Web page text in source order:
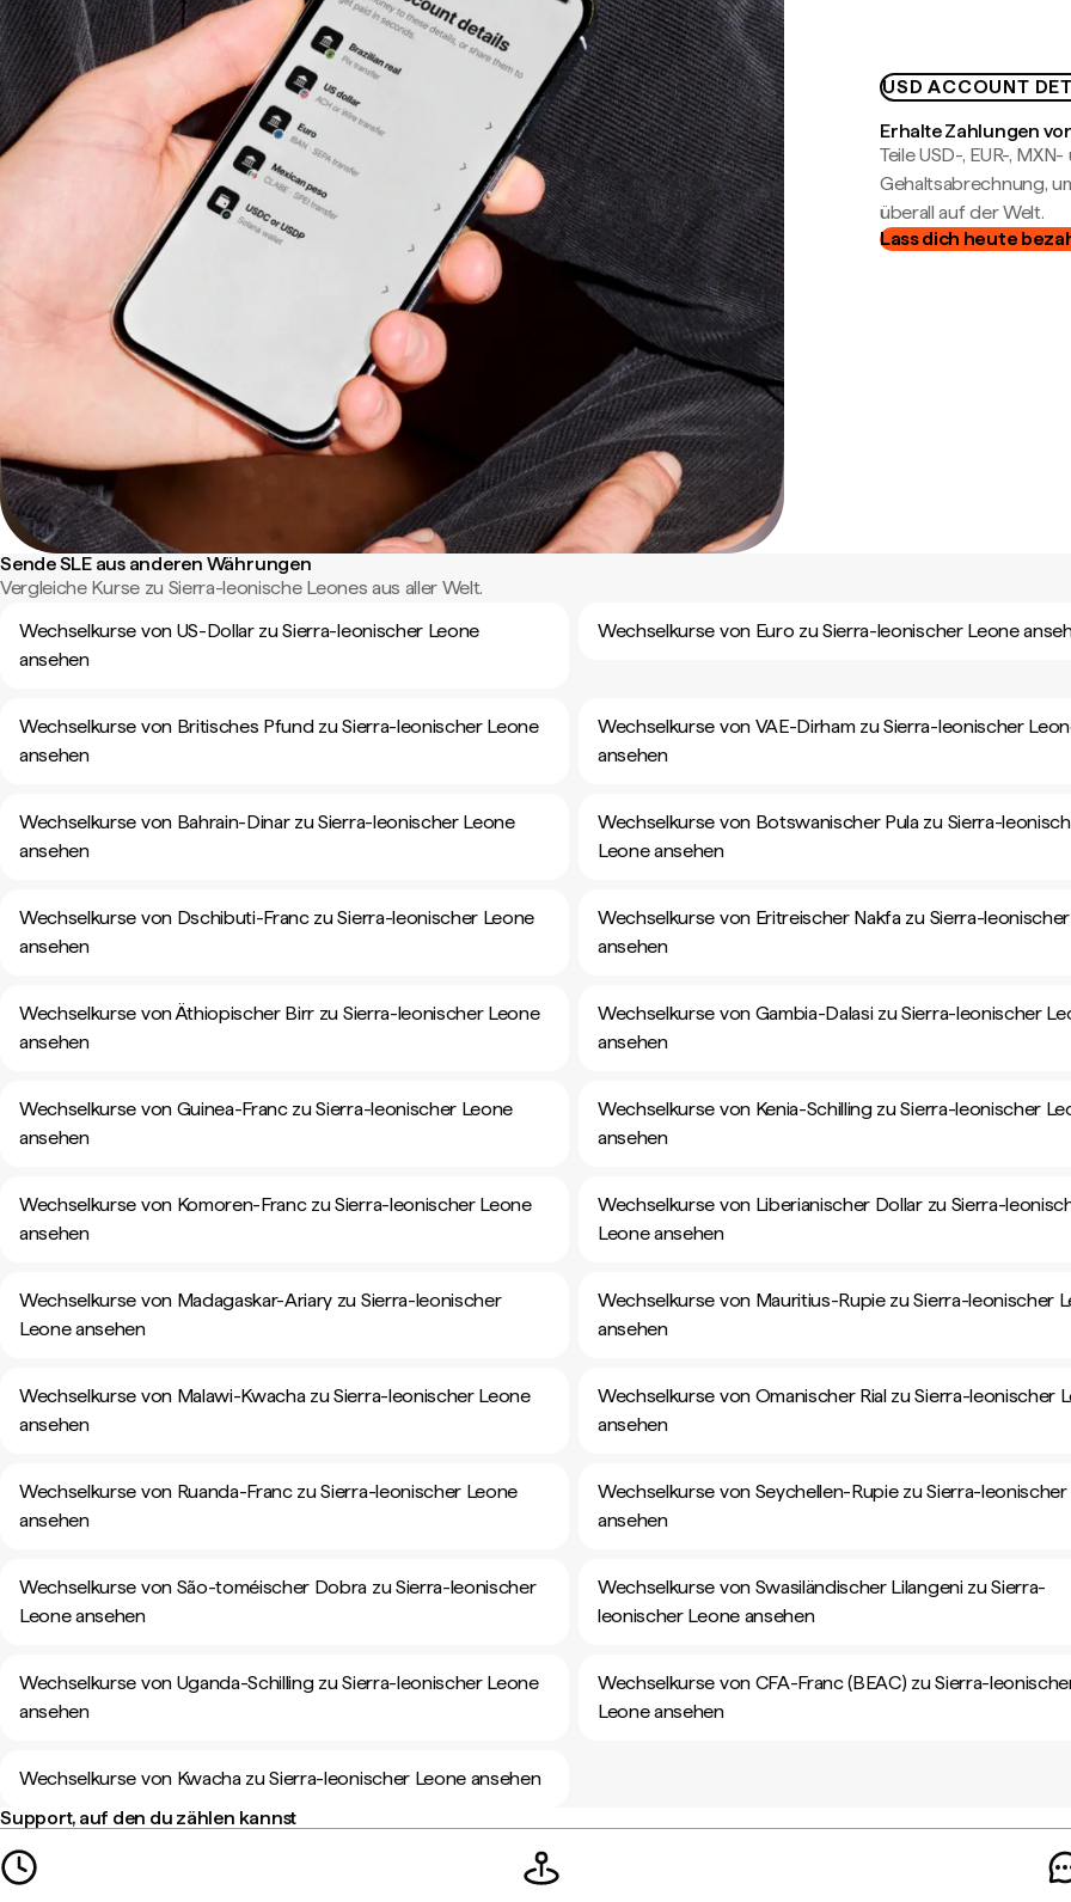
USD ACCOUNT
Erhalte Zahlungen
Teile USD-, EUR-,
Gehaltsabrechnung,
überall auf der Welt.
Lass dich heute
Sende SLE aus anderen Währungen
Vergleiche Kurse zu Sierra-leonische Leones aus aller Welt.
Wechselkurse von US-Dollar zu Sierra-leonischer Leone
ansehen
Wechselkurse von Euro zu Sierra-leonischer Leone
Wechselkurse von Britisches Pfund zu Sierra-leonischer Leone
ansehen
Wechselkurse von VAE-Dirham zu Sierra-leonischer
ansehen
Wechselkurse von Bahrain-Dinar zu Sierra-leonischer Leone
ansehen
Wechselkurse von Botswanischer Pula zu Sierra-
Leone ansehen
Wechselkurse von Dschibuti-Franc zu Sierra-leonischer Leone
ansehen
Wechselkurse von Eritreischer Nakfa zu Sierra-
ansehen
Wechselkurse von Äthiopischer Birr zu Sierra-leonischer Leone
ansehen
Wechselkurse von Gambia-Dalasi zu Sierra-leonischer
ansehen
Wechselkurse von Guinea-Franc zu Sierra-leonischer Leone
ansehen
Wechselkurse von Kenia-Schilling zu Sierra-leonischer
ansehen
Wechselkurse von Komoren-Franc zu Sierra-leonischer Leone
ansehen
Wechselkurse von Liberianischer Dollar zu Sierra-
Leone ansehen
Wechselkurse von Madagaskar-Ariary zu Sierra-leonischer
Leone ansehen
Wechselkurse von Mauritius-Rupie zu Sierra-leonischer
ansehen
Wechselkurse von Malawi-Kwacha zu Sierra-leonischer Leone
ansehen
Wechselkurse von Omanischer Rial zu Sierra-leonischer
ansehen
Wechselkurse von Ruanda-Franc zu Sierra-leonischer Leone
ansehen
Wechselkurse von Seychellen-Rupie zu Sierra-
ansehen
Wechselkurse von São-toméischer Dobra zu Sierra-leonischer
Leone ansehen
Wechselkurse von Swasiländischer Lilangeni zu Sierra-
leonischer Leone ansehen
Wechselkurse von Uganda-Schilling zu Sierra-leonischer Leone
ansehen
Wechselkurse von CFA-Franc (BEAC) zu Sierra-
Leone ansehen
Wechselkurse von Kwacha zu Sierra-leonischer Leone ansehen
Support, auf den du zählen kannst